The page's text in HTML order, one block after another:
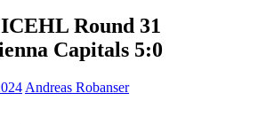
Round 31
Capitals 5:0
Andreas Robanser